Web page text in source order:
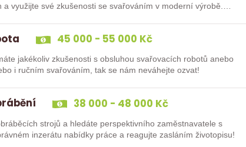
využijte své zkušenosti se svařováním v moderní výrobě.…
45 000 - 55 000 Kč
jakékoliv zkušenosti s obsluhou svařovacích robotů anebo
i ručním svařováním, tak se nám neváhejte ozvat!
38 000 - 48 000 Kč
strojů a hledáte perspektivního zaměstnavatele s
inzerátu nabídky práce a reagujte zasláním životopisu!